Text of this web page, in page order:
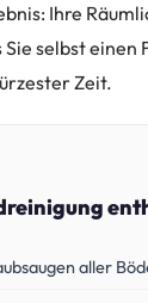
Ihre
selbst einen
Zeit.
aller